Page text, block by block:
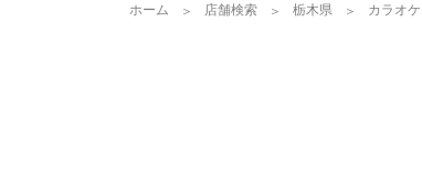
ホーム 店舗検索 栃木県 カラオ